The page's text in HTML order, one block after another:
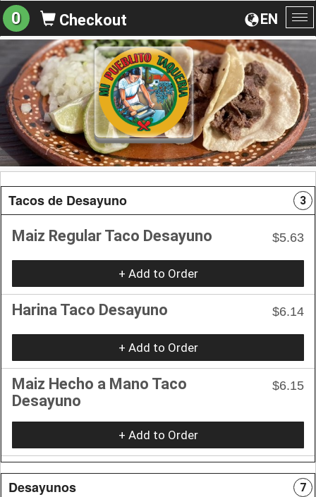
EN
0 Checkout
Tacos de Desayuno 3
Maiz Regular Taco Desayuno $5.63
+ Add to Order
Harina Taco Desayuno $6.14
+ Add to Order
Maiz Hecho a Mano Taco
Desayuno
$6.15
+ Add to Order
Desayunos 7